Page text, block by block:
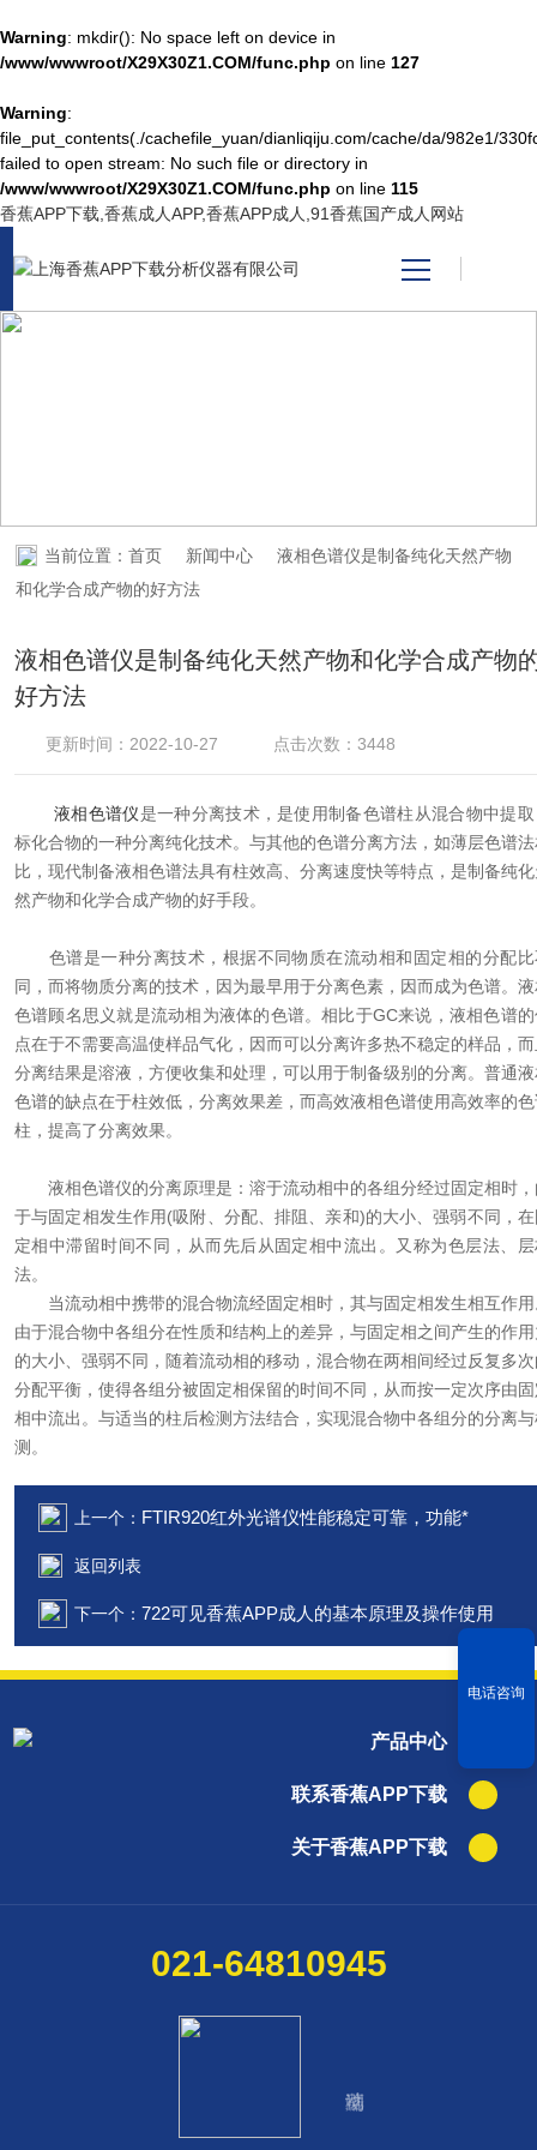
Warning: mkdir(): No space left on device in
/www/wwwroot/X29X30Z1.COM/func.php on line 127
Warning:
file_put_contents(./cachefile_yuan/dianliqiju.com/cache/da/982e1/
failed to open stream: No such file or directory in
/www/wwwroot/X29X30Z1.COM/func.php on line 115
香蕉APP下载,香蕉成人APP,香蕉APP成人,91香蕉国产成人网站
产品中心
关于香蕉APP下载
资料下载
当前位置：首页 新闻中心
液相色谱仪是制备纯化天然产物
和化学合成产物的好方法
液相色谱仪是制备纯化天然产物和化学合成产物
好方法
更新时间：2022-10-27 点击次数：3448
液相色谱仪是一种分离技术，是使用制备色谱柱从混合物中提
标化合物的一种分离纯化技术。与其他的色谱分离方法，如薄层色谱
比，现代制备液相色谱法具有柱效高、分离速度快等特点，是制备纯
然产物和化学合成产物的好手段。
色谱是一种分离技术，根据不同物质在流动相和固定相的分配比
同，而将物质分离的技术，因为最早用于分离色素，因而成为色谱。
色谱顾名思义就是流动相为液体的色谱。相比于GC来说，液相色谱
点在于不需要高温使样品气化，因而可以分离许多热不稳定的样品，
分离结果是溶液，方便收集和处理，可以用于制备级别的分离。普通
色谱的缺点在于柱效低，分离效果差，而高效液相色谱使用高效率的
柱，提高了分离效果。
液相色谱仪的分离原理是：溶于流动相中的各组分经过固定相时，
于与固定相发生作用(吸附、分配、排阻、亲和)的大小、强弱不同，
定相中滞留时间不同，从而先后从固定相中流出。又称为色层法、
法。
当流动相中携带的混合物流经固定相时，其与固定相发生相互作用
由于混合物中各组分在性质和结构上的差异，与固定相之间产生的作
的大小、强弱不同，随着流动相的移动，混合物在两相间经过反复多
分配平衡，使得各组分被固定相保留的时间不同，从而按一定次序由
相中流出。与适当的柱后检测方法结合，实现混合物中各组分的分离
测。
上一个： FTIR920红外光谱仪性能稳定可靠，功能*
返回列表
下一个： 722可见香蕉APP成人的基本原理及操作使用
产品中心
联系香蕉APP下载
关于香蕉APP下载
021-64810945
电话咨询